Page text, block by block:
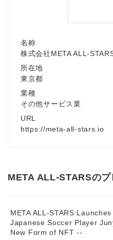
名称
株式会社META ALL-
所在地
東京都
業種
その他サービス業
URL
https://meta-all-stars.io
META ALL-STARSのプ
META ALL-STARS Launches
Japanese Soccer Player
New Form of NFT --